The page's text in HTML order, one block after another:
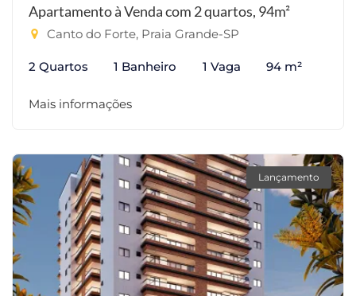
Apartamento à Venda com 2 quartos, 94m²
Canto do Forte, Praia Grande-SP
2 Quartos 1 Banheiro 1 Vaga 94 m²
Mais informações
Lançamento